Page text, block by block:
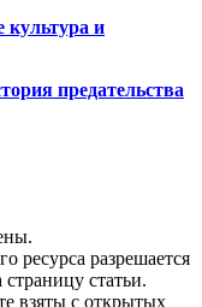
культура и
предательства
ресурса разрешается
статьи.
взяты с открытых